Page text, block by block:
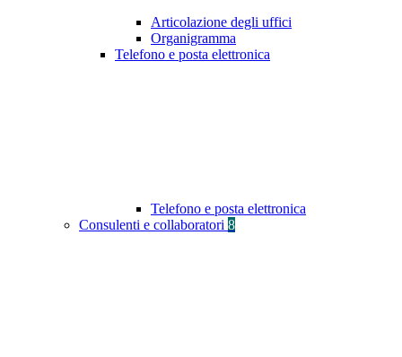
Articolazione degli uffici
Organigramma
Telefono e posta elettronica
Telefono e posta elettronica
Consulenti e collaboratori 8